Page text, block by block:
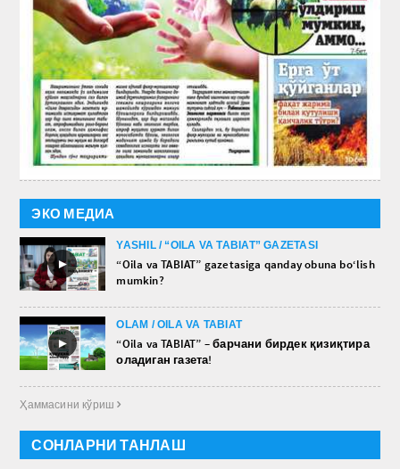
ЭКО МЕДИА
►
YASHIL / “OILA VA TABIAT” GAZETASI
“Oila va TABIAT” gazetasiga qanday obuna bo‘lish
mumkin?
►
OLAM / OILA VA TABIAT
“Oila va TABIAT” – барчани бирдек қизиқтира
оладиган газета!
Ҳаммасини кўриш 
СОНЛАРНИ ТАНЛАШ